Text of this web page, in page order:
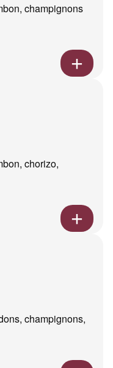
champignons
chorizo,
champignons,